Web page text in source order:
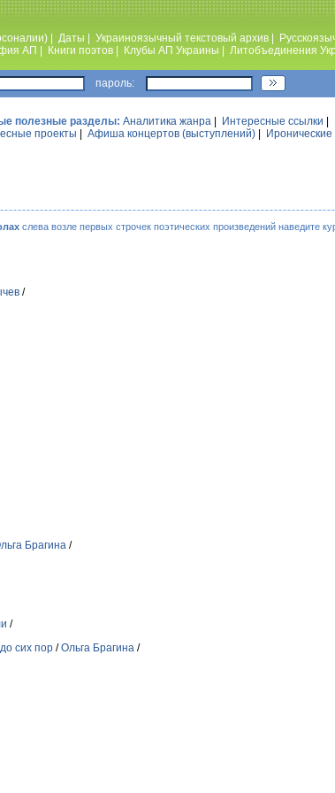
Даты Украиноязычный текстовый архив
АП Книги поэтов Клубы АП Украины Литобъединения
пароль:
полезные разделы: Аналитика жанра Интересные ссылки
проекты Афиша концертов (выступлений) Иронические
слева возле первых строчек поэтических произведений наведите
/
Брагина /
/
сих пор /Ольга Брагина /